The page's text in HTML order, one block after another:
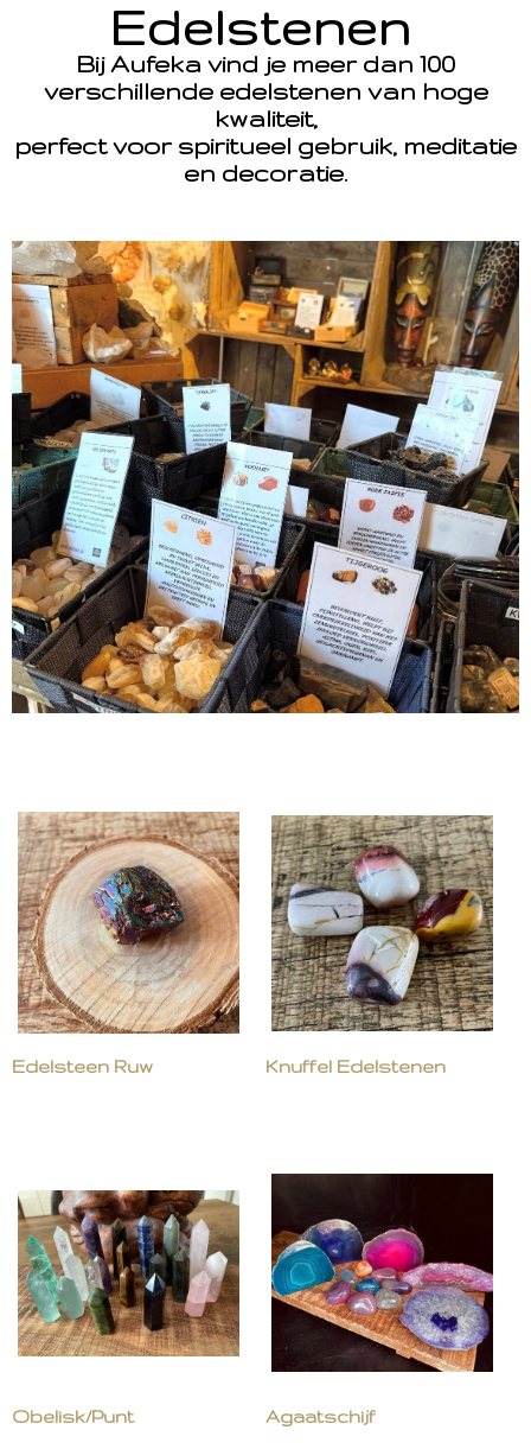
Edelstenen
Bij Aufeka vind je meer dan 100
verschillende edelstenen van hoge
kwaliteit,
perfect voor spiritueel gebruik, meditatie
en decoratie.
Edelsteen Ruw Knuffel Edelstenen
Obelisk/Punt Agaatschijf